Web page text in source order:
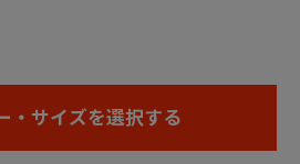
・サイズを選択する